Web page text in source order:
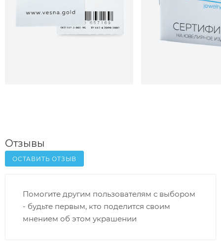
Отзывы
ОСТАВИТЬ ОТЗЫВ
Помогите другим пользователям с выбором
- будьте первым, кто поделится своим
мнением об этом украшении